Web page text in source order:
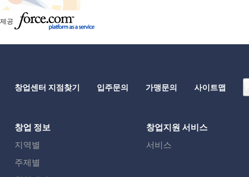
제공
창업센터 지점찾기 입주문의 가맹문의 사이트맵
창업 정보
지역별
주제별
창업지원 서비스
서비스